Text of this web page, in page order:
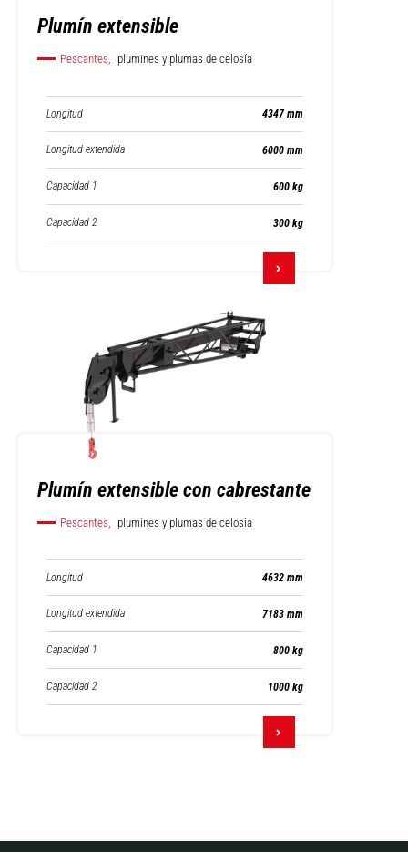
Plumín extensible
Pescantes, plumines y plumas de celosía
Longitud 4347 mm
Longitud extendida 6000 mm
Capacidad 1 600 kg
Capacidad 2 300 kg
Plumín extensible con cabrestante
Pescantes, plumines y plumas de celosía
Longitud 4632 mm
Longitud extendida 7183 mm
Capacidad 1 800 kg
Capacidad 2 1000 kg